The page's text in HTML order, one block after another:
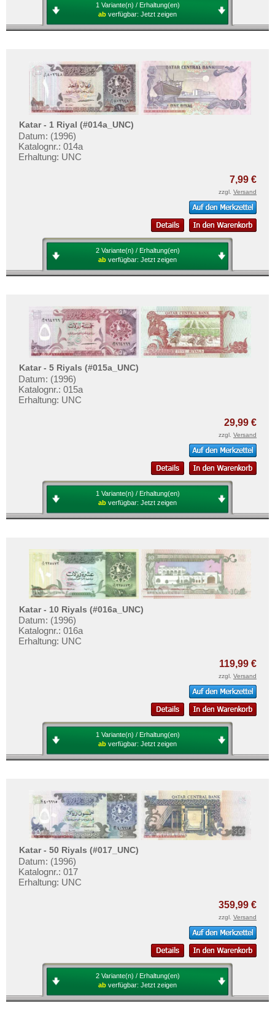
1 Variante(n) / Erhaltung(en)
ab verfügbar: Jetzt zeigen
Katar - 1 Riyal (#014a_UNC)
Datum: (1996)
Katalognr.: 014a
Erhaltung: UNC
7,99 €
zzgl. Versand
2 Variante(n) / Erhaltung(en)
ab verfügbar: Jetzt zeigen
Katar - 5 Riyals (#015a_UNC)
Datum: (1996)
Katalognr.: 015a
Erhaltung: UNC
29,99 €
zzgl. Versand
1 Variante(n) / Erhaltung(en)
ab verfügbar: Jetzt zeigen
Katar - 10 Riyals (#016a_UNC)
Datum: (1996)
Katalognr.: 016a
Erhaltung: UNC
119,99 €
zzgl. Versand
1 Variante(n) / Erhaltung(en)
ab verfügbar: Jetzt zeigen
Katar - 50 Riyals (#017_UNC)
Datum: (1996)
Katalognr.: 017
Erhaltung: UNC
359,99 €
zzgl. Versand
2 Variante(n) / Erhaltung(en)
ab verfügbar: Jetzt zeigen